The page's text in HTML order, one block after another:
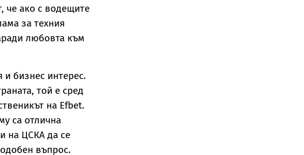
че ако с водещите
за техния
любовта към
бизнес интерес.
той е сред
на Efbet.
са отлична
на ЦСКА да се
въпрос.